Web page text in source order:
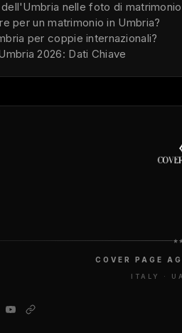
nelle foto di
per un matrimonio in Umbria?
per coppie internazionali?
2026: Dati Chiave
COVER PAGE
ITALY ·